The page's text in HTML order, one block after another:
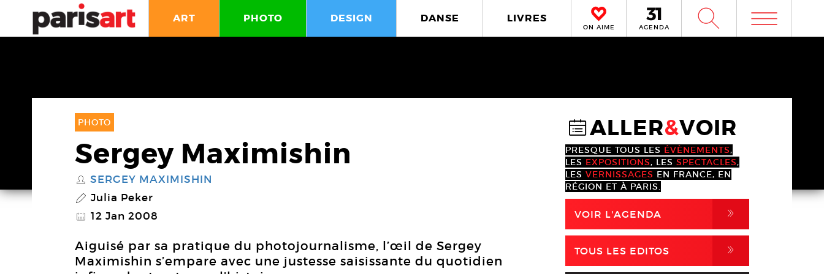
ART PHOTO DESIGN DANSE LIVRES
ON AIME AGENDA W m
PHOTO
Sergey Maximishin
S SERGEY MAXIMISHIN
P Julia Peker
@ 12 Jan 2008
Aiguisé par sa pratique du photojournalisme, l’œil de Sergey
Maximishin s’empare avec une justesse saisissante du quotidien
@ALLER&VOIR
PRESQUE TOUS LES ÉVÈNEMENTS,
LES EXPOSITIONS, LES SPECTACLES,
LES VERNISSAGES EN FRANCE, EN
RÉGION ET À PARIS.
VOIR L'AGENDA ,
TOUS LES EDITOS ,